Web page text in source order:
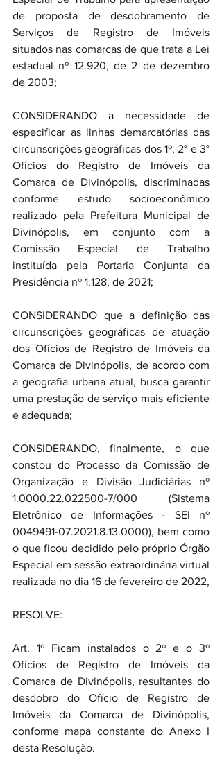
de proposta de desdobramento de
Serviços de Registro de Imóveis
situados nas comarcas de que trata a Lei
estadual nº 12.920, de 2 de dezembro
de 2003;
CONSIDERANDO a necessidade de
especificar as linhas demarcatórias das
circunscrições geográficas dos 1º, 2° e 3°
Ofícios do Registro de Imóveis da
Comarca de Divinópolis, discriminadas
conforme estudo socioeconômico
realizado pela Prefeitura Municipal de
Divinópolis, em conjunto com a
Comissão Especial de Trabalho
instituída pela Portaria Conjunta da
Presidência nº 1.128, de 2021;
CONSIDERANDO que a definição das
circunscrições geográficas de atuação
dos Ofícios de Registro de Imóveis da
Comarca de Divinópolis, de acordo com
a geografia urbana atual, busca garantir
uma prestação de serviço mais eficiente
e adequada;
CONSIDERANDO, finalmente, o que
constou do Processo da Comissão de
Organização e Divisão Judiciárias nº
1.0000.22.022500-7/000 (Sistema
Eletrônico de Informações - SEI nº
0049491-07.2021.8.13.0000), bem como
o que ficou decidido pelo próprio Órgão
Especial em sessão extraordinária virtual
realizada no dia 16 de fevereiro de 2022,
RESOLVE:
Art. 1º Ficam instalados o 2º e o 3º
Ofícios de Registro de Imóveis da
Comarca de Divinópolis, resultantes do
desdobro do Ofício de Registro de
Imóveis da Comarca de Divinópolis,
conforme mapa constante do Anexo I
desta Resolução.